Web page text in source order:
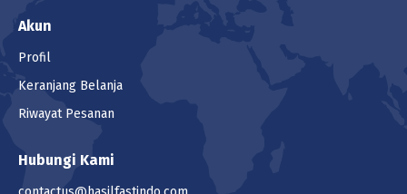
Akun
Profil
Keranjang Belanja
Riwayat Pesanan
Hubungi Kami